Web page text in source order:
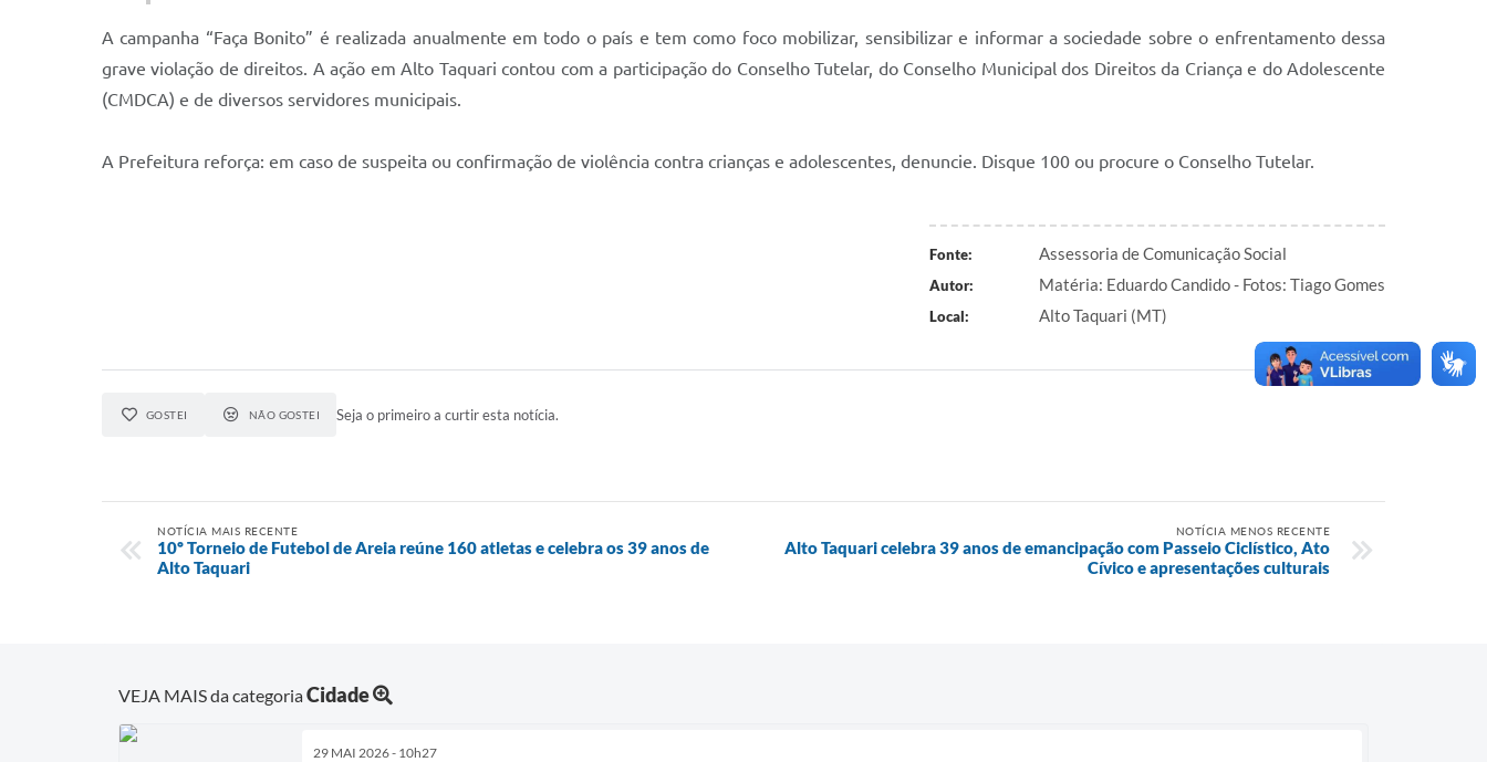
A campanha “Faça Bonito” é realizada anualmente em todo o país e tem como foco mobilizar, sensibilizar e informar a sociedade sobre o enfrentamento dessa
grave violação de direitos. A ação em Alto Taquari contou com a participação do Conselho Tutelar, do Conselho Municipal dos Direitos da Criança e do Adolescente
(CMDCA) e de diversos servidores municipais.
A Prefeitura reforça: em caso de suspeita ou confirmação de violência contra crianças e adolescentes, denuncie. Disque 100 ou procure o Conselho Tutelar.
Fonte: Assessoria de Comunicação Social
Autor: Matéria: Eduardo Candido - Fotos: Tiago Gomes
Local: Alto Taquari (MT)
GOSTEI NÃO GOSTEI Seja o primeiro a curtir esta notícia.
NOTÍCIA MAIS RECENTE
10º Torneio de Futebol de Areia reúne 160 atletas e celebra os 39 anos de
Alto Taquari
NOTÍCIA MENOS RECENTE
Alto Taquari celebra 39 anos de emancipação com Passeio Ciclístico, Ato
Cívico e apresentações culturais
VEJA MAIS da categoriaCidade
29 MAI 2026 - 10h27